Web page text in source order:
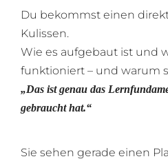
Du bekommst einen
Kulissen.
Wie es aufgebaut ist und
funktioniert – und warum
„Das ist genau das
gebraucht hat.“
Sie sehen gerade einen